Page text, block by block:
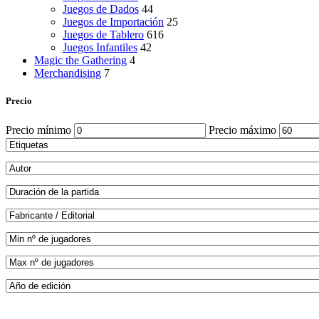
Juegos de Dados 44
Juegos de Importación 25
Juegos de Tablero 616
Juegos Infantiles 42
Magic the Gathering 4
Merchandising 7
Precio
Precio mínimo Precio máximo